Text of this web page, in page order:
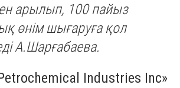
арылып, 100 пайыз
өнім шығаруға қол
А.Шарғабаева.
Industries Inc»